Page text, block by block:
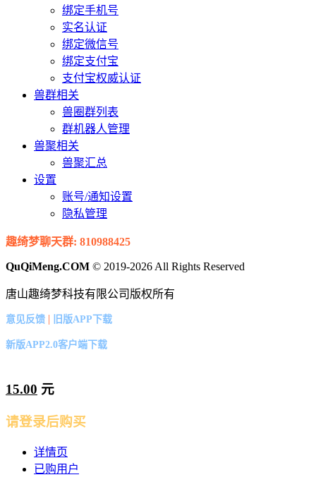
绑定手机号
实名认证
绑定微信号
绑定支付宝
支付宝权威认证
兽群相关
兽圈群列表
群机器人管理
兽聚相关
兽聚汇总
设置
账号/通知设置
隐私管理
趣绮梦聊天群: 810988425
QuQiMeng.COM © 2019-2026 All Rights Reserved
唐山趣绮梦科技有限公司版权所有
意见反馈 | 旧版APP下载
新版APP2.0客户端下载
15.00 元
请登录后购买
详情页
已购用户